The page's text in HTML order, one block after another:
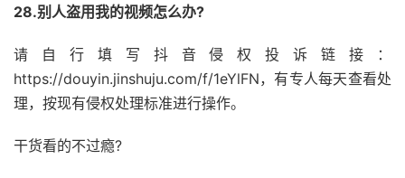
28.别人盗用我的视频怎么办?
请自行填写抖音侵权投诉链接：
https://douyin.jinshuju.com/f/1eYlFN，有专人每天查看处
理，按现有侵权处理标准进行操作。
干货看的不过瘾?